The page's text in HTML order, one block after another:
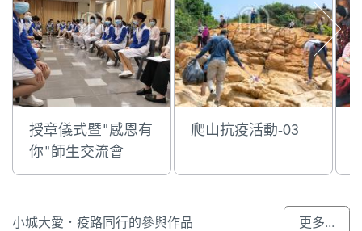
授章儀式暨"感恩有
你"師生交流會
爬山抗疫活動-03
小城大愛．疫路同行的參與作品 更多...